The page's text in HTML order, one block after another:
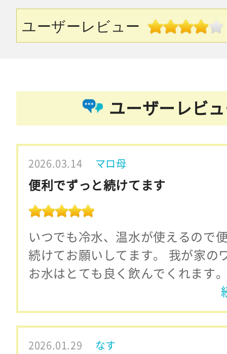
ユーザーレビュー
ユーザーレビ
2026.03.14 マロ母
便利でずっと続けてます
いつでも冷水、温水が使えるので
続けてお願いしてます。 我が家の
お水はとても良く飲んでくれます
2026.01.29 なす